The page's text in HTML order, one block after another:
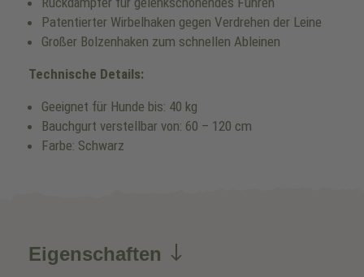
Patentierter Wirbelhaken gegen Verdrehen der Leine
Großer Bolzenhaken zum schnellen Ableinen
Technische Details:
Geeignet für Hunde bis: 40 kg
Bauchgurt verstellbar von: 60 – 120 cm
Farbe: Schwarz
Eigenschaften